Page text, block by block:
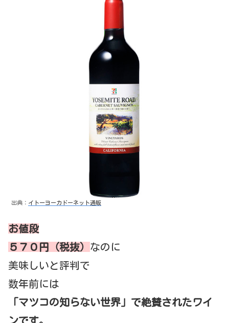
出典： イトーヨーカドーネット通販
お値段
５７０円（税抜） なのに
美味しいと評判で
数年前には
「マツコの知らない世界」で絶賛されたワイ
ンです。